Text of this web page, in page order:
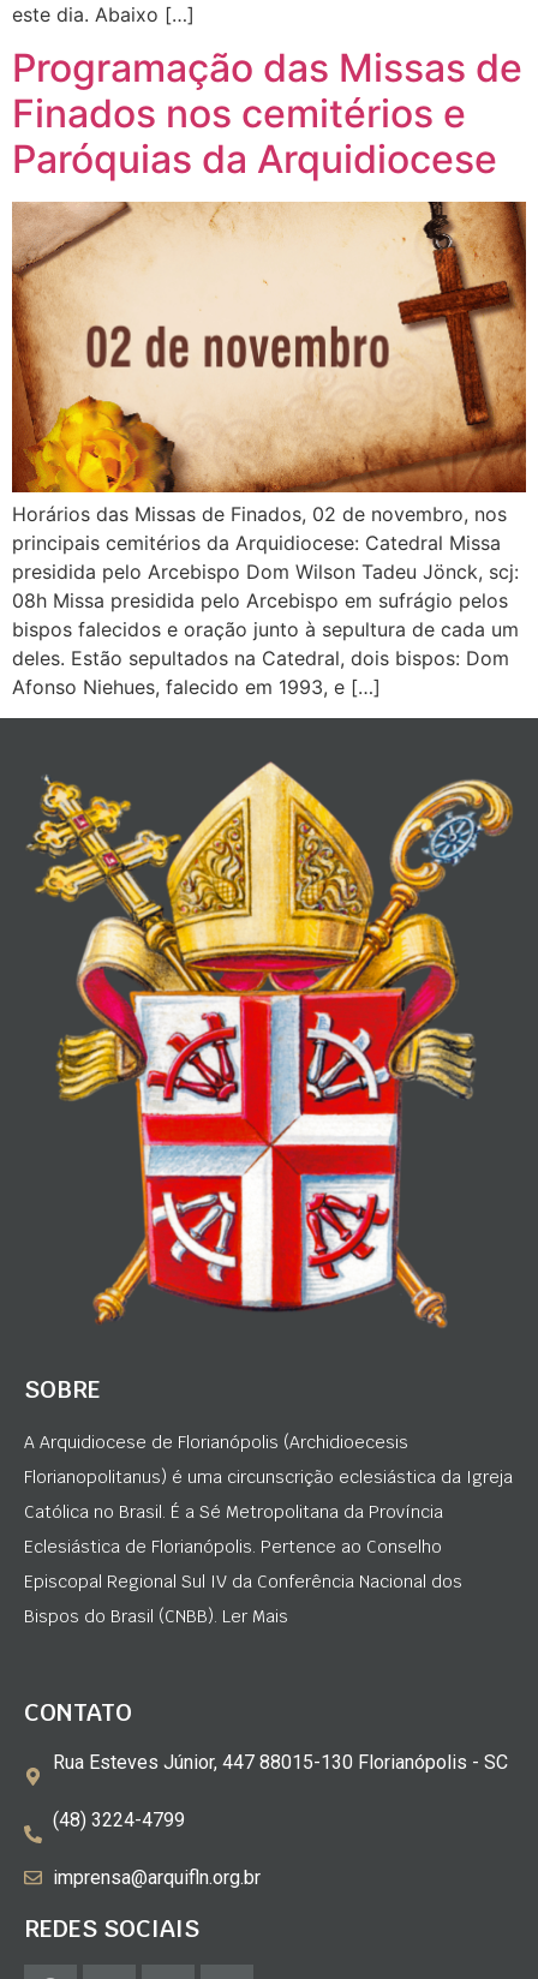
este dia. Abaixo […]
Programação das Missas de
Finados nos cemitérios e
Paróquias da Arquidiocese
Horários das Missas de Finados, 02 de novembro, nos
principais cemitérios da Arquidiocese: Catedral Missa
presidida pelo Arcebispo Dom Wilson Tadeu Jönck, scj:
08h Missa presidida pelo Arcebispo em sufrágio pelos
bispos falecidos e oração junto à sepultura de cada um
deles. Estão sepultados na Catedral, dois bispos: Dom
Afonso Niehues, falecido em 1993, e […]
SOBRE
A Arquidiocese de Florianópolis (Archidioecesis
Florianopolitanus) é uma circunscrição eclesiástica da Igreja
Católica no Brasil. É a Sé Metropolitana da Província
Eclesiástica de Florianópolis. Pertence ao Conselho
Episcopal Regional Sul IV da Conferência Nacional dos
Bispos do Brasil (CNBB). Ler Mais
CONTATO
Rua Esteves Júnior, 447 88015-130 Florianópolis - SC
(48) 3224-4799
imprensa@arquifln.org.br
REDES SOCIAIS